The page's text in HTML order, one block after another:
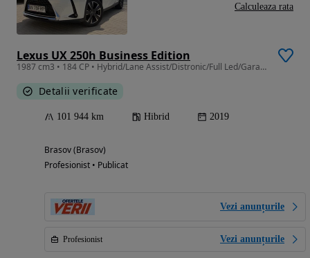
Lexus UX 250h Business Edition
1987 cm3 • 184 CP • Hybrid/Lane Assist/Distronic/Full Led/Garantie.
Detalii verificate
101 944 km Hibrid 2019
Brasov (Brasov)
Profesionist • Publicat
Vezi anunțurile
Profesionist Vezi anunțurile
Calculeaza rata